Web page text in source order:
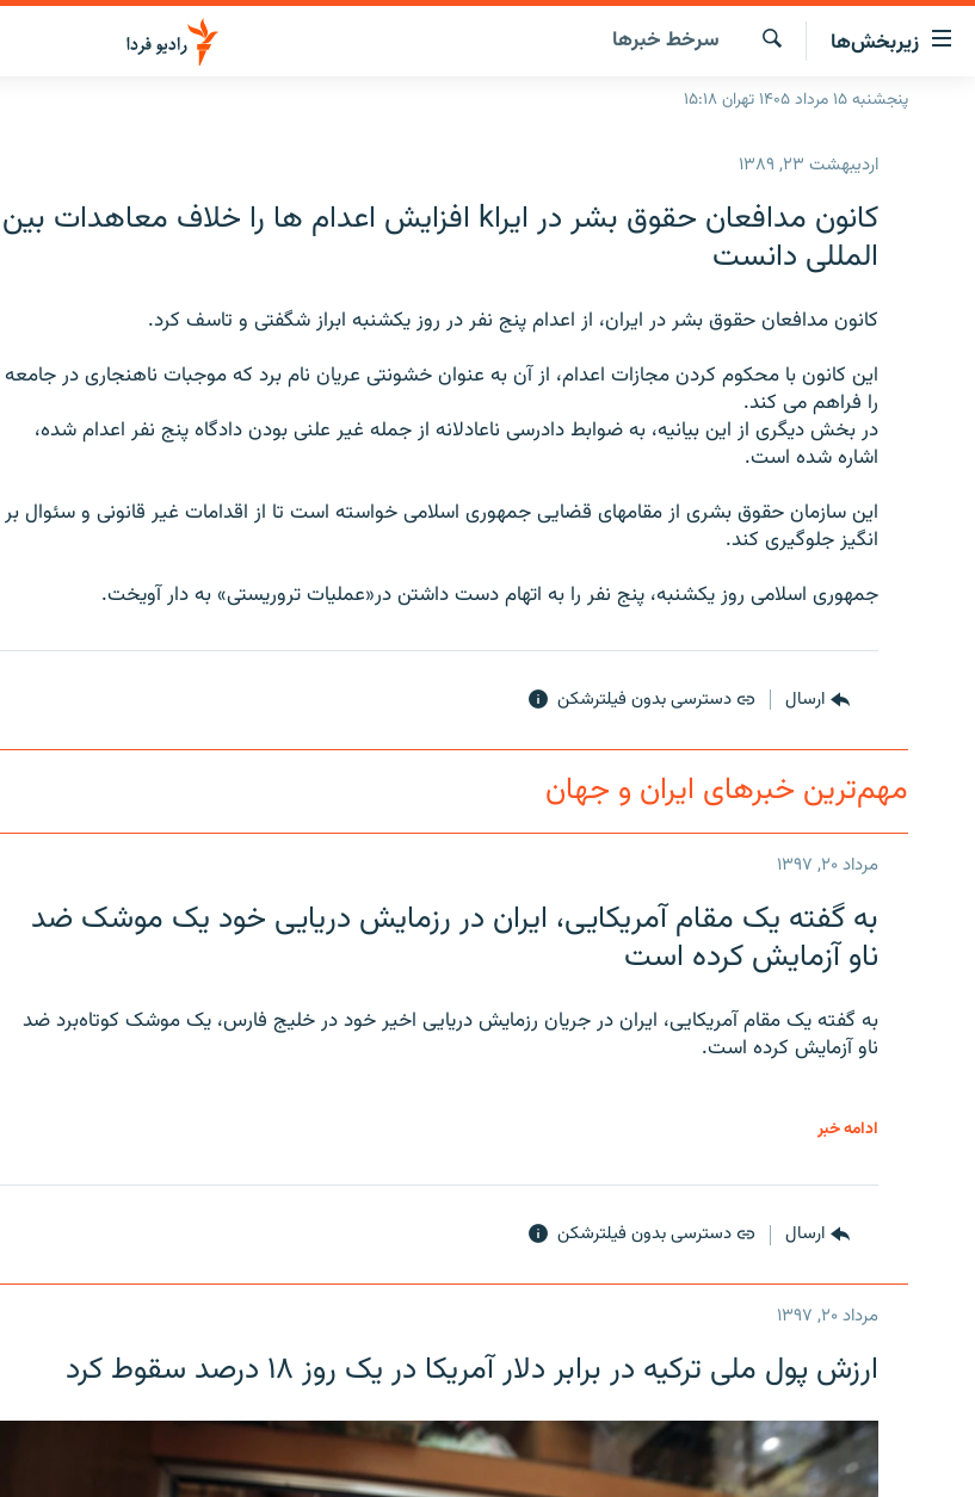
لینک‌های
قابلیت
دسترسی
زیربخش‌ها
صفحه اصلی
انتخاب کنید و بشنوید
برنامه‌های رادیویی
فرکانس‌ها
چندرسانه‌ای
گزارش‌های تصویری
گزارش‌های ویدئویی
جستجو
سرخط‌ خبرها
پنجشنبه ۱۵ مرداد ۱۴۰۵ تهران ۱۵:۱۸
اردیبهشت ۲۳, ۱۳۸۹
کانون مدافعان حقوق بشر در ایراk افزایش اعدام ها را خلاف معاهدات بین
المللی دانست
کانون مدافعان حقوق بشر در ايران، از اعدام پنج نفر در روز يکشنبه ابراز شگفتی و تاسف کرد.
اين کانون با محکوم کردن مجازات اعدام، از آن به عنوان خشونتی عريان نام برد که موجبات ناهنجاری در جامعه
را فراهم می کند.
در بخش ديگری از اين بيانيه، به ضوابط دادرسی ناعادلانه از جمله غير علنی بودن دادگاه پنج نفر اعدام شده،
اشاره شده است.
اين سازمان حقوق بشری از مقامهای قضايی جمهوری اسلامی خواسته است تا از اقدامات غير قانونی و سئوال بر
انگيز جلوگيری کند.
جمهوری اسلامی روز يکشنبه، پنج نفر را به اتهام دست داشتن در«عمليات تروريستی» به دار آويخت.
ارسال دسترسی بدون فیلترشکن
مهم‌ترین خبرهای ایران و جهان
مرداد ۲۰, ۱۳۹۷
به گفته یک مقام آمریکایی، ایران در رزمایش دریایی خود یک موشک ضد
ناو آزمایش کرده است
به گفته یک مقام آمریکایی، ایران در جریان رزمایش دریایی اخیر خود در خلیج فارس، یک موشک کوتاه‌برد ضد
ناو آزمایش کرده است.
ادامه خبر
ارسال دسترسی بدون فیلترشکن
مرداد ۲۰, ۱۳۹۷
ارزش پول ملی ترکیه در برابر دلار آمریکا در یک روز ۱۸ درصد سقوط کرد